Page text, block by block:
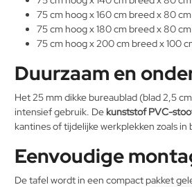
75 cm hoog x 160 cm breed x 80
75 cm hoog x 180 cm breed x 80
75 cm hoog x 200 cm breed x 100
Duurzaam en
Het 25 mm dikke bureaublad (blad 2,5
intensief gebruik. Dekunststof PVC-
kantines of tijdelijke werkplekken zoals in
Eenvoudige
De tafel wordt in een compact pakket